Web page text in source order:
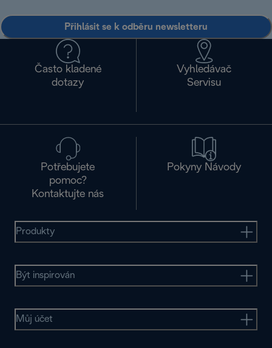
Přihlásit se k odběru newsletteru
Často kladené
dotazy
Vyhledávač
Servisu
Potřebujete
pomoc?
Kontaktujte nás
Pokyny Návody
Produkty
Být inspirován
Můj účet